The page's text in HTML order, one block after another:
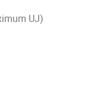
UJ)